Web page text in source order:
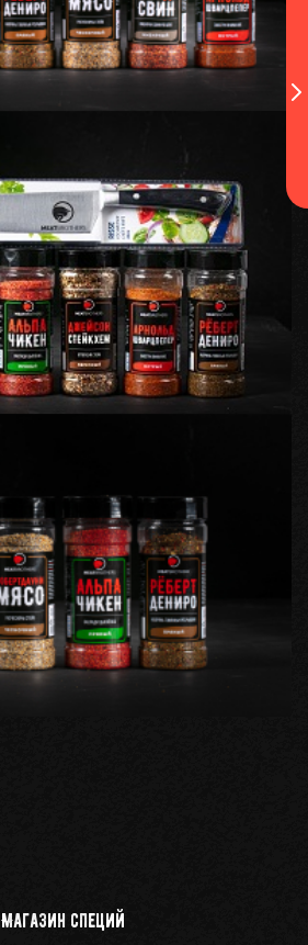
Магазин специй